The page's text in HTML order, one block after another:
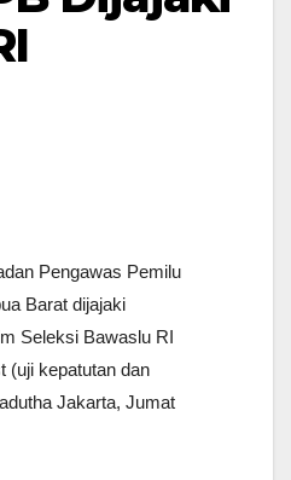
Pengawas Pemilu
Barat dijajaki
Seleksi Bawaslu RI
(uji kepatutan dan
Jakarta, Jumat